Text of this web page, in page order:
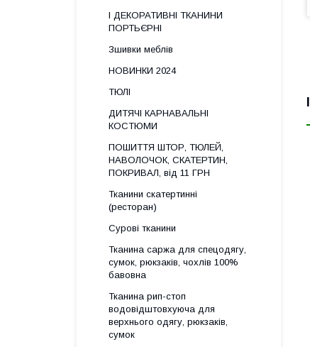
І ДЕКОРАТИВНІ ТКАНИНИ
ПОРТЬЄРНІ
Зшивки меблів
НОВИНКИ 2024
ТЮЛІ
ДИТЯЧІ КАРНАВАЛЬНІ
КОСТЮМИ
ПОШИТТЯ ШТОР, ТЮЛЕЙ,
НАВОЛОЧОК, СКАТЕРТИН,
ПОКРИВАЛ, від 11 ГРН
Тканини скатертинні
(ресторан)
Сурові тканини
Тканина саржа для спецодягу,
сумок, рюкзаків, чохлів 100%
бавовна
Тканина рип-стоп
водовідштовхуюча для
верхнього одягу, рюкзаків,
сумок